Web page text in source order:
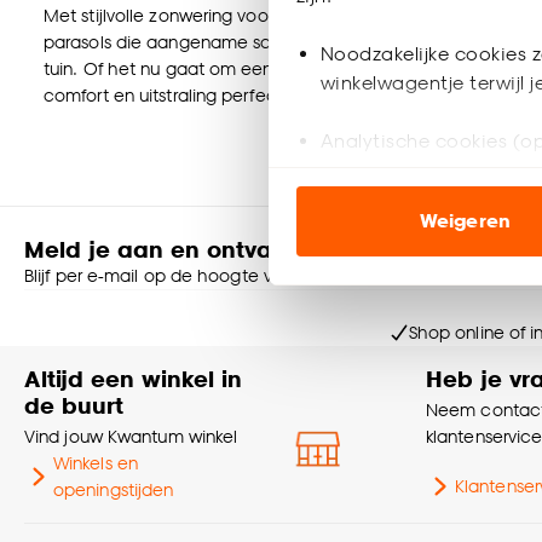
Noodzakelijke cookies
winkelwagentje terwijl
Analytische cookies
ook buiten de
Klik op ‘Ja, alles
accepteren door op
Goed om te weten is dat
Weigeren
Met stijlvolle zonwering voor buiten wordt elke tuin of terras
parasols die aangename schaduw bieden op warme
tuin. Of het nu gaat om een moderne of landelijke stijl,
comfort en uitstraling perfect samenkomen. Zonwering
Meld je aan en ontvang € 5,- korting op je
Blijf per e-mail op de hoogte van leuke aanbiedingen, inspiratie
Shop online of
Altijd een winkel in
de buurt
Vind jouw Kwantum winkel
Winkels en
openingstijden
Heb je
Neem
klantenservice